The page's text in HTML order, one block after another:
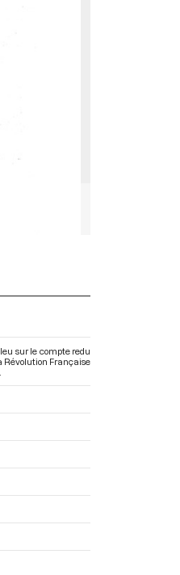
sur le compte redu
Révolution Française